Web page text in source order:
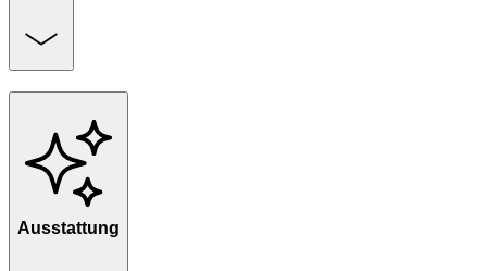
Ausstattung